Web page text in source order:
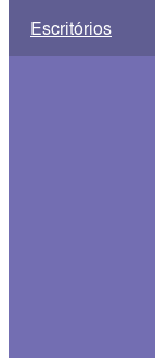
Escritórios